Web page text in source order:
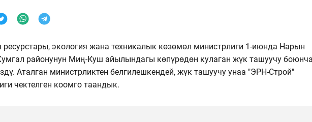
экология жана техникалык көзөмөл министрлиги 1-июнда Нарын
районунун Миң-Куш айылындагы көпүрөдөн кулаган жүк ташуучу
Аталган министрликтен белгилешкендей, жүк ташуучу унаа "ЭРН-Строй"
чектелген коомго таандык.